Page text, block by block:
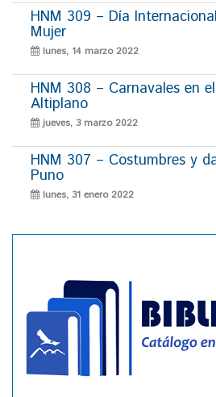
HNM 309 – Día
Mujer
lunes, 14 marzo 2022
HNM 308 – Carnavales en el
Altiplano
jueves, 3 marzo 2022
HNM 307 – Costumbres y
Puno
lunes, 31 enero 2022